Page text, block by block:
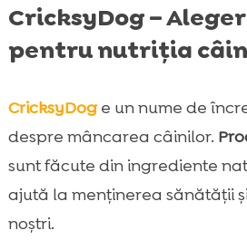
CricksyDog –
pentru nutriția
CricksyDoge un nume de
despre mâncarea câinilor.
sunt făcute din ingrediente
ajută la menținerea sănătății
noștri.